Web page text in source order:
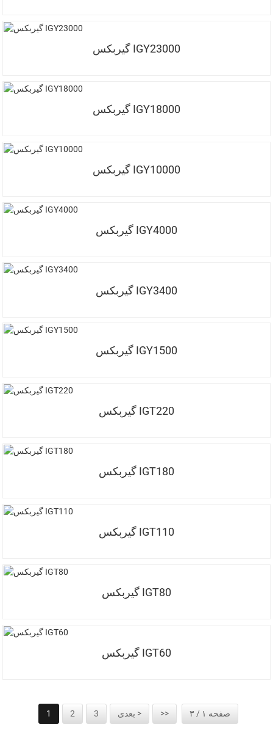
گیربکس IGY23000
گیربکس IGY18000
گیربکس IGY10000
گیربکس IGY4000
گیربکس IGY3400
گیربکس IGY1500
گیربکس IGT220
گیربکس IGT180
گیربکس IGT110
گیربکس IGT80
گیربکس IGT60
1 2 3 بعدی > >> صفحه ۱ / ۳